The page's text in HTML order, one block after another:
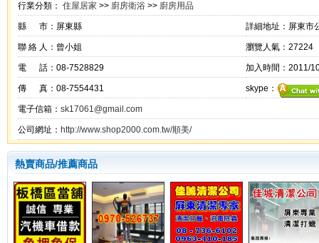
行業分類： 住屋居家 >> 廚房衛浴 >> 廚房用品
縣 市：屏東縣 詳細地址：屏東市
聯 絡 人：曾小姐 瀏覽人氣：27224
電 話：08-7528829 加入時間：2011/
傳 真：08-7554431 skype：
電子信箱： sk17061@gmail.com
公司網址： http://www.shop2000.com.tw/順美/
熱賣商品/推薦商品